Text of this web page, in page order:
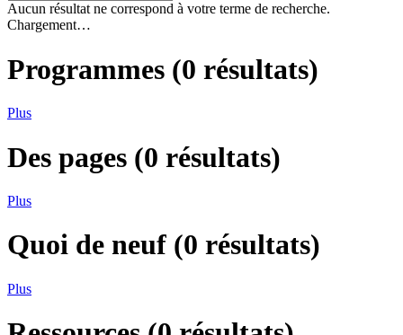
Aucun résultat ne correspond à votre terme de recherche.
Chargement…
Programmes (0 résultats)
Plus
Des pages (0 résultats)
Plus
Quoi de neuf (0 résultats)
Plus